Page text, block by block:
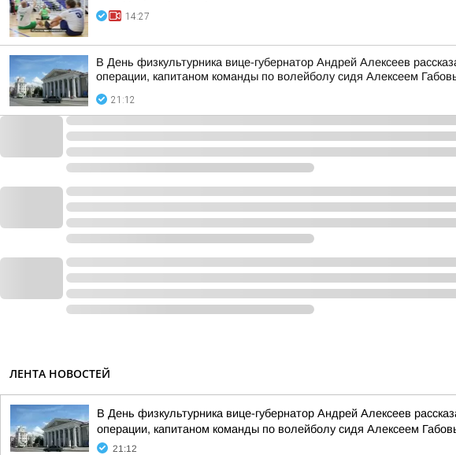
14:27
В День физкультурника вице-губернатор Андрей Алексеев
операции, капитаном команды по волейболу сидя Алексеем
21:12
ЛЕНТА НОВОСТЕЙ
В День физкультурника вице-губернатор Андрей Алексеев
операции, капитаном команды по волейболу сидя Алексеем
21:12